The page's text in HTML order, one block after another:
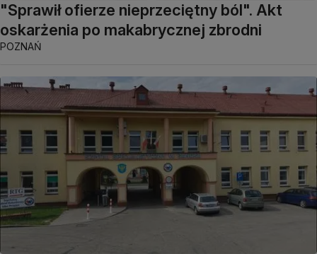
"Sprawił ofierze nieprzeciętny ból". Akt
oskarżenia po makabrycznej zbrodni
POZNAŃ